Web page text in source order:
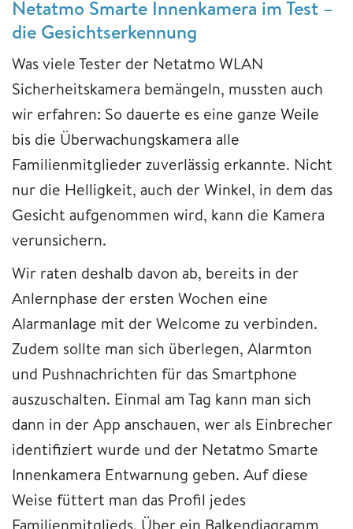
Netatmo Smarte Innenkamera im Test –
die Gesichtserkennung
Was viele Tester der Netatmo WLAN
Sicherheitskamera bemängeln, mussten auch
wir erfahren: So dauerte es eine ganze Weile
bis die Überwachungskamera alle
Familienmitglieder zuverlässig erkannte. Nicht
nur die Helligkeit, auch der Winkel, in dem das
Gesicht aufgenommen wird, kann die Kamera
verunsichern.
Wir raten deshalb davon ab, bereits in der
Anlernphase der ersten Wochen eine
Alarmanlage mit der Welcome zu verbinden.
Zudem sollte man sich überlegen, Alarmton
und Pushnachrichten für das Smartphone
auszuschalten. Einmal am Tag kann man sich
dann in der App anschauen, wer als Einbrecher
identifiziert wurde und der Netatmo Smarte
Innenkamera Entwarnung geben. Auf diese
Weise füttert man das Profil jedes